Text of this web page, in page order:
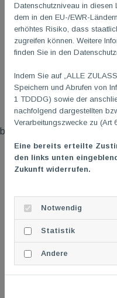
Für
bitte Bild anklicken od. QR-
Datenschutzniveau in diesen
dem in den EU-/EWR-
erhöhtes Risiko, dass
zugreifen können. Weitere
finden Sie in den
Indem Sie auf „ALLE
Speichern und Abrufen von
1 TDDDG) sowie der
nachfolgend dargestellten
Verarbeitungszwecke zu (Art
Eine bereits erteilte
den links unten
Zukunft widerrufen.
Notwendig
Statistik
Andere